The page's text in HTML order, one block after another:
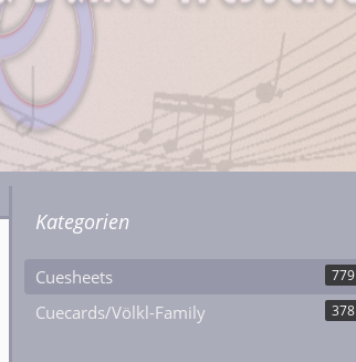
Kategorien
Cuesheets 779
Cuecards/Völkl-Family 378